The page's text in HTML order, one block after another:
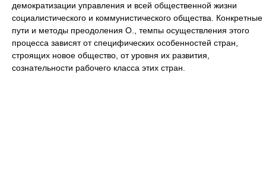
демократизации управления и всей общественной жизни
социалистического и коммунистического общества. Конкретные
пути и методы преодоления О., темпы осуществления этого
процесса зависят от специфических особенностей стран,
строящих новое общество, от уровня их развития,
сознательности рабочего класса этих стран.